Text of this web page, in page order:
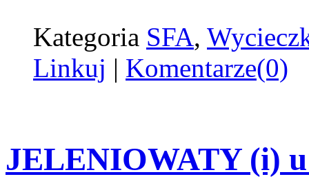
Kategoria SFA,
Linkuj | Komentarze(0)
JELENIOWATY (i) u